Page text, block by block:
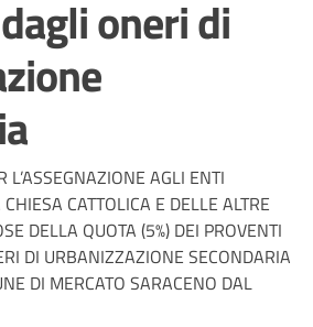
oneri di
notizia
L’ASSEGNAZIONE AGLI ENTI
CATTOLICA E DELLE ALTRE
DELLA QUOTA (5%) DEI PROVENTI
DI URBANIZZAZIONE SECONDARIA
DI MERCATO SARACENO DAL